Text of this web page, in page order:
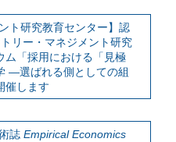
ト研究教育センター】認
リー・マネジメント研究
ム「採用における「見極
—選ばれる側としての組
催します
誌 Empirical Economics